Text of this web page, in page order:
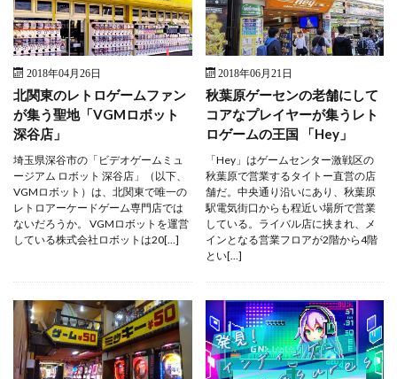
2018年04月26日
北関東のレトロゲームファン
が集う聖地「VGMロボット
深谷店」
埼玉県深谷市の「ビデオゲームミュ
ージアム ロボット 深谷店」（以下、
VGMロボット）は、北関東で唯一の
レトロアーケードゲーム専門店では
ないだろうか。 VGMロボットを運営
している株式会社ロボットは20[…]
2018年06月21日
秋葉原ゲーセンの老舗にして
コアなプレイヤーが集うレト
ロゲームの王国 「Hey」
「Hey」はゲームセンター激戦区の
秋葉原で営業するタイトー直営の店
舗だ。中央通り沿いにあり、秋葉原
駅電気街口からも程近い場所で営業
している。ライバル店に挟まれ、メ
インとなる営業フロアが2階から4階
とい[…]